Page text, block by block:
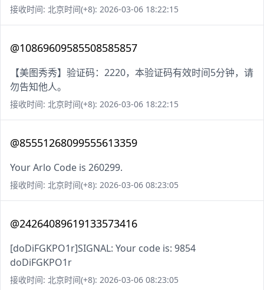
接收时间: 北京时间(+8): 2026-03-06 18:22:15
@10869609585508585857
【美图秀秀】验证码：2220，本验证码有效时间5分钟，请
勿告知他人。
接收时间: 北京时间(+8): 2026-03-06 18:22:15
@85551268099555613359
Your Arlo Code is 260299.
接收时间: 北京时间(+8): 2026-03-06 08:23:05
@24264089619133573416
[doDiFGKPO1r]SIGNAL: Your code is: 9854
doDiFGKPO1r
接收时间: 北京时间(+8): 2026-03-06 08:23:05